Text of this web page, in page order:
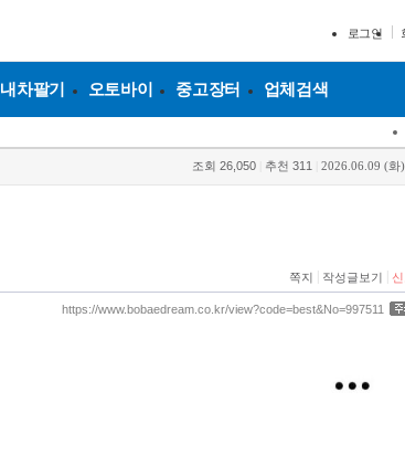
로그인
내차팔기 오토바이 중고장터 업체검색
조회 26,050 추천 311 2026.06.09 (화
쪽지 작성글보기
https://www.bobaedream.co.kr/view?code=best&No=997511